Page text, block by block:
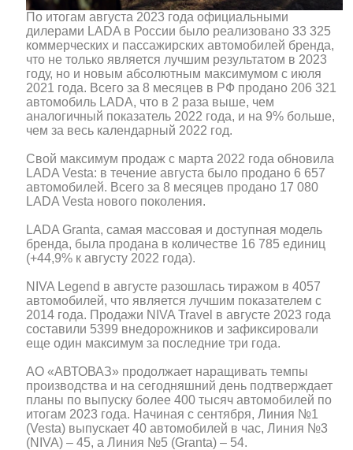
По итогам августа 2023 года официальными
дилерами LADA в России было реализовано 33 325
коммерческих и пассажирских автомобилей бренда,
что не только является лучшим результатом в 2023
году, но и новым абсолютным максимумом с июля
2021 года. Всего за 8 месяцев в РФ продано 206 321
автомобиль LADA, что в 2 раза выше, чем
аналогичный показатель 2022 года, и на 9% больше,
чем за весь календарный 2022 год.
Свой максимум продаж с марта 2022 года обновила
LADA Vesta: в течение августа было продано 6 657
автомобилей. Всего за 8 месяцев продано 17 080
LADA Vesta нового поколения.
LADA Granta, самая массовая и доступная модель
бренда, была продана в количестве 16 785 единиц
(+44,9% к августу 2022 года).
NIVA Legend в августе разошлась тиражом в 4057
автомобилей, что является лучшим показателем с
2014 года. Продажи NIVA Travel в августе 2023 года
составили 5399 внедорожников и зафиксировали
еще один максимум за последние три года.
АО «АВТОВАЗ» продолжает наращивать темпы
производства и на сегодняшний день подтверждает
планы по выпуску более 400 тысяч автомобилей по
итогам 2023 года. Начиная с сентября, Линия №1
(Vesta) выпускает 40 автомобилей в час, Линия №3
(NIVA) – 45, а Линия №5 (Granta) – 54.